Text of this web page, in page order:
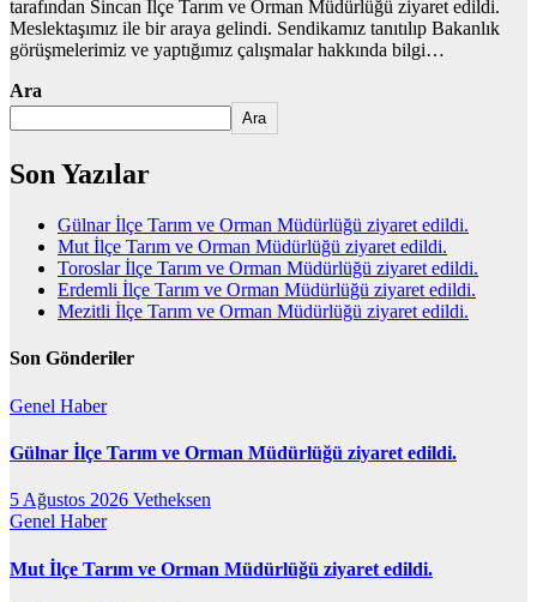
tarafından Sincan İlçe Tarım ve Orman Müdürlüğü ziyaret edildi.
Meslektaşımız ile bir araya gelindi. Sendikamız tanıtılıp Bakanlık
görüşmelerimiz ve yaptığımız çalışmalar hakkında bilgi…
Ara
Ara
Son Yazılar
Gülnar İlçe Tarım ve Orman Müdürlüğü ziyaret edildi.
Mut İlçe Tarım ve Orman Müdürlüğü ziyaret edildi.
Toroslar İlçe Tarım ve Orman Müdürlüğü ziyaret edildi.
Erdemli İlçe Tarım ve Orman Müdürlüğü ziyaret edildi.
Mezitli İlçe Tarım ve Orman Müdürlüğü ziyaret edildi.
Son Gönderiler
Genel Haber
Gülnar İlçe Tarım ve Orman Müdürlüğü ziyaret edildi.
5 Ağustos 2026 Vetheksen
Genel Haber
Mut İlçe Tarım ve Orman Müdürlüğü ziyaret edildi.